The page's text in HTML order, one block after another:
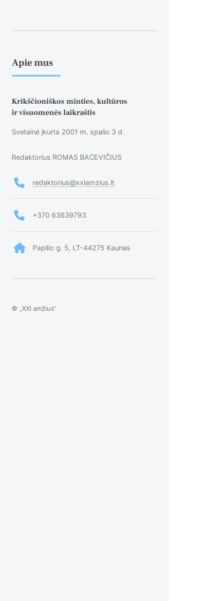
Apie mus
Krikščioniškos minties, kultūros
ir visuomenės laikraštis
Svetainė įkurta 2001 m. spalio 3 d.
Redaktorius ROMAS BACEVIČIUS
redaktorius@xxiamzius.lt
+370 63639793
Papilio g. 5, LT-44275 Kaunas
© „XXI amžius“